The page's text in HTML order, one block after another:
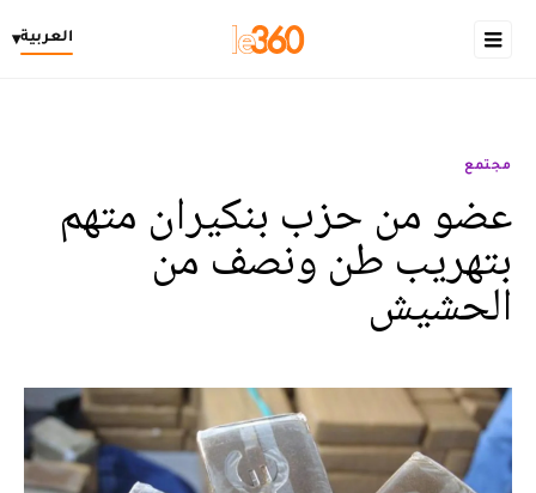
العربية▾
مجتمع
عضو من حزب بنكيران متهم
بتهريب طن ونصف من
الحشيش